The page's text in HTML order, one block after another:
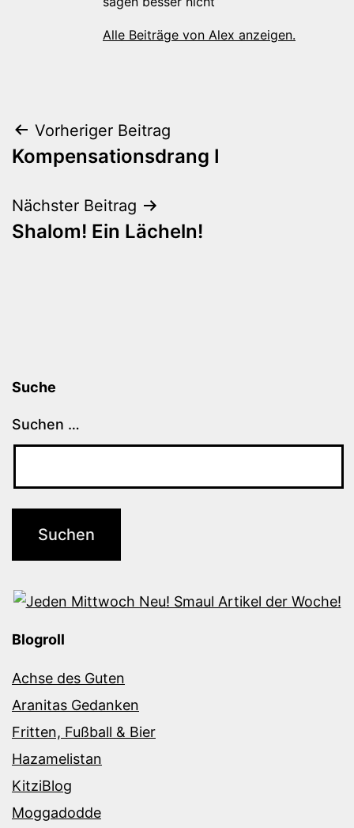
Alle Beiträge von Alex anzeigen.
Beitragsnavigation
Vorheriger Beitrag
Kompensationsdrang I
Nächster Beitrag
Shalom! Ein Lächeln!
Suche
Suchen …
Blogroll
Achse des Guten
Aranitas Gedanken
Fritten, Fußball & Bier
Hazamelistan
KitziBlog
Moggadodde